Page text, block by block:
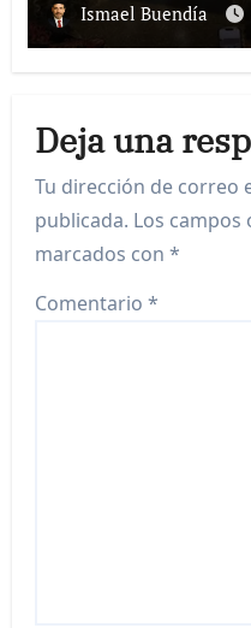
Ismael Buendía
Deja una
Tu dirección de correo
publicada. Los
marcados con*
Comentario*